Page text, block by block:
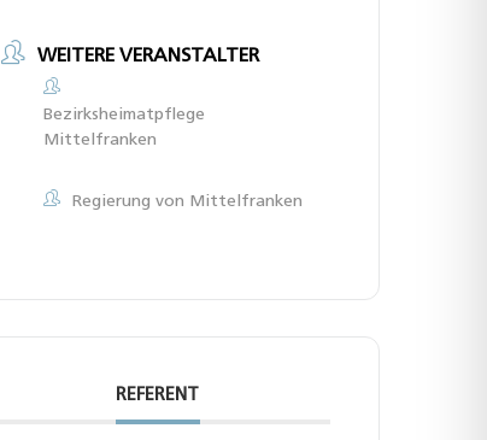
WEITERE VERANSTALTER
Bezirksheimatpflege
Mittelfranken
Regierung von Mittelfranken
REFERENT